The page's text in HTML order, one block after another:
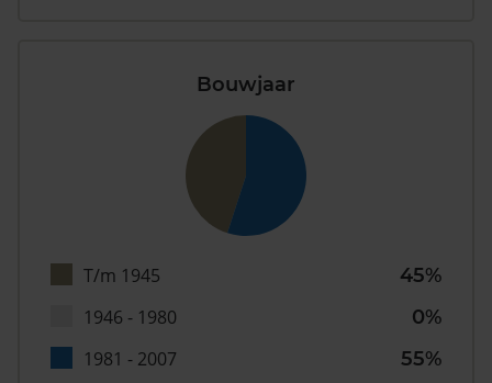
Bouwjaar
T/m 1945
45%
1946 - 1980
0%
1981 - 2007
55%